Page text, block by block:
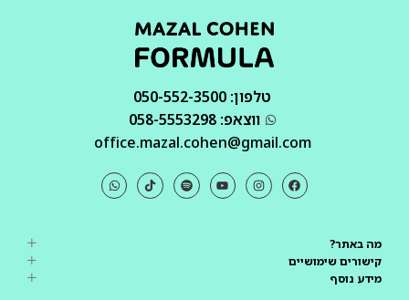
טלפון: 050-552-3500
ווצאפ: 058-5553298
office.mazal.cohen@gmail.com
מה באתר?
קישורים שימושיים
מידע נוסף